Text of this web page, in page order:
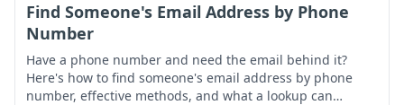
Find Someone's Email Address by Phone
Number
Have a phone number and need the email behind it?
Here's how to find someone's email address by phone
number, effective methods, and what a lookup can